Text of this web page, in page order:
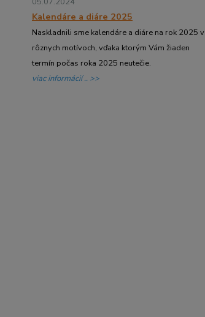
Kalendáre a diáre 2025
Naskladnili sme kalendáre a diáre na rok 2025 v
rôznych motívoch, vďaka ktorým Vám žiaden
termín počas roka 2025 neutečie.
viac informácií .. >>